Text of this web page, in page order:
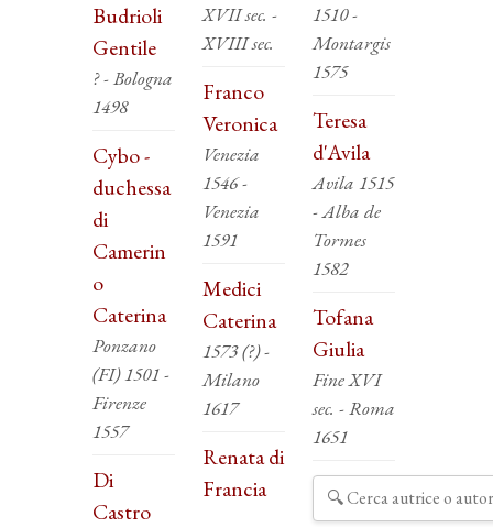
Budrioli
Gentile
? - Bologna
1498
Cybo -
duchessa
di
Camerin
o
Caterina
Ponzano
(FI) 1501 -
Firenze
1557
Di
Castro
XVII sec. -
XVIII sec.
Franco
Veronica
Venezia
1546 -
Venezia
1591
Medici
Caterina
1573 (?) -
Milano
1617
Renata di
Francia
1510 -
Montargis
1575
Teresa
d'Avila
Avila 1515
- Alba de
Tormes
1582
Tofana
Giulia
Fine XVI
sec. - Roma
1651